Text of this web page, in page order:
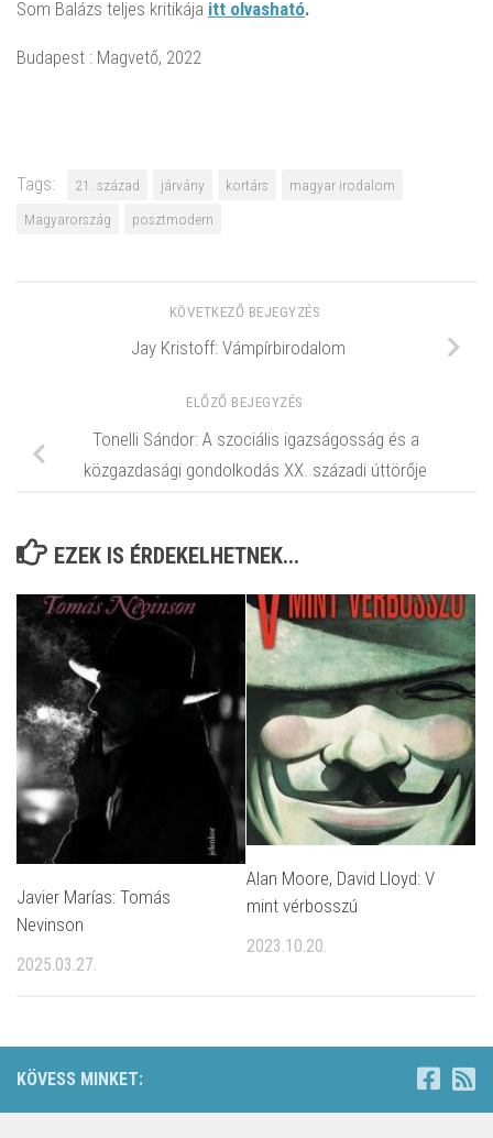
Som Balázs teljes kritikája itt olvasható.
Budapest : Magvető, 2022
Tags: 21. század járvány kortárs
magyar irodalom
Magyarország
posztmodern
KÖVETKEZŐ BEJEGYZÉS
Jay Kristoff: Vámpírbirodalom
ELŐZŐ BEJEGYZÉS
Tonelli Sándor: A szociális igazságosság és a
közgazdasági gondolkodás XX. századi úttörője
EZEK IS ÉRDEKELHETNEK...
Javier Marías: Tomás
Nevinson
2025.03.27.
Alan Moore, David Lloyd: V
mint vérbosszú
2023.10.20.
KÖVESS MINKET: